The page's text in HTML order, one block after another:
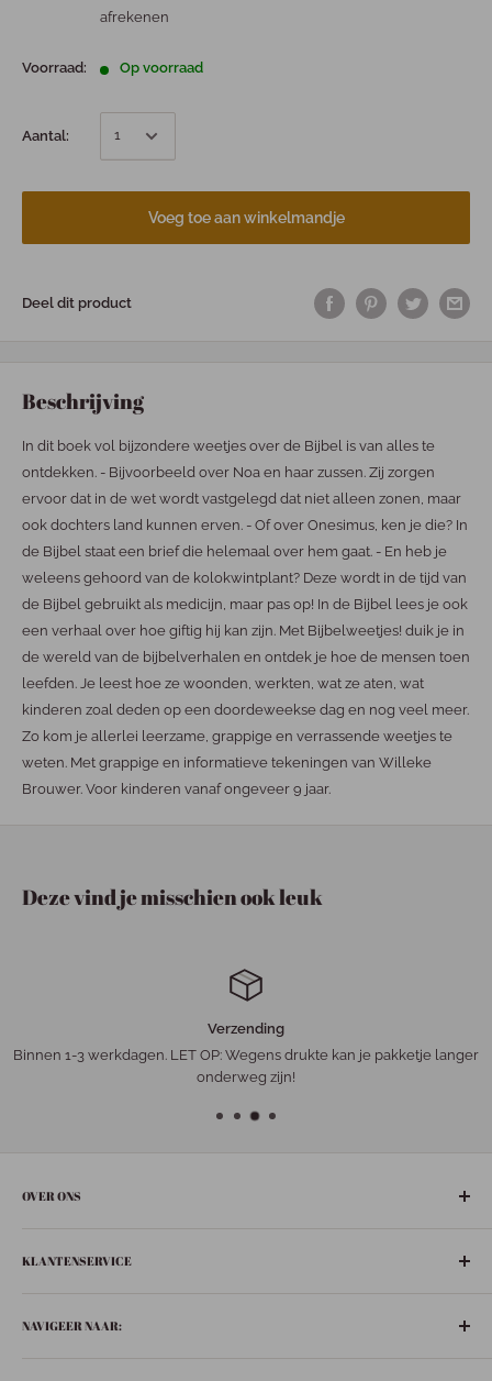
afrekenen
Voorraad: Op voorraad
Aantal:
Voeg toe aan winkelmandje
Deel dit product
Beschrijving
In dit boek vol bijzondere weetjes over de Bijbel is van alles te
ontdekken. - Bijvoorbeeld over Noa en haar zussen. Zij zorgen
ervoor dat in de wet wordt vastgelegd dat niet alleen zonen, maar
ook dochters land kunnen erven. - Of over Onesimus, ken je die? In
de Bijbel staat een brief die helemaal over hem gaat. - En heb je
weleens gehoord van de kolokwintplant? Deze wordt in de tijd van
de Bijbel gebruikt als medicijn, maar pas op! In de Bijbel lees je ook
een verhaal over hoe giftig hij kan zijn. Met Bijbelweetjes! duik je in
de wereld van de bijbelverhalen en ontdek je hoe de mensen toen
leefden. Je leest hoe ze woonden, werkten, wat ze aten, wat
kinderen zoal deden op een doordeweekse dag en nog veel meer.
Zo kom je allerlei leerzame, grappige en verrassende weetjes te
weten. Met grappige en informatieve tekeningen van Willeke
Brouwer. Voor kinderen vanaf ongeveer 9 jaar.
Deze vind je misschien ook leuk
Verzending
Binnen 1-3 werkdagen. LET OP: Wegens drukte kan je pakketje langer
onderweg zijn!
OVER ONS
Bunschoten-Spakenburg.
De Ziel 21
KLANTENSERVICE
Verzenden
NAVIGEER NAAR: